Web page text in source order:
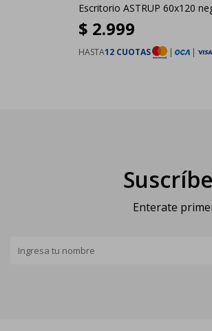
Escritorio ASTRUP 60x120
$ 2.999
HASTA12 CUOTAS | |
Enterate